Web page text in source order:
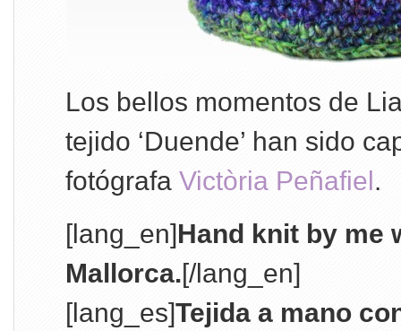
Los bellos momentos de
tejido ‘Duende’ han sido
fotógrafa Victòria Peñafiel.
[lang_en]Hand knit by me
Mallorca.[/lang_en]
[lang_es]Tejida a mano